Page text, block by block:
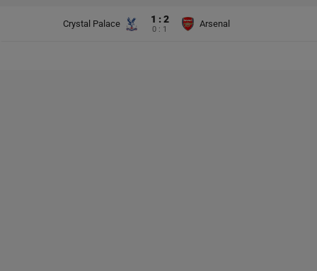
Crystal Palace 1 : 2
0 : 1
Arsenal